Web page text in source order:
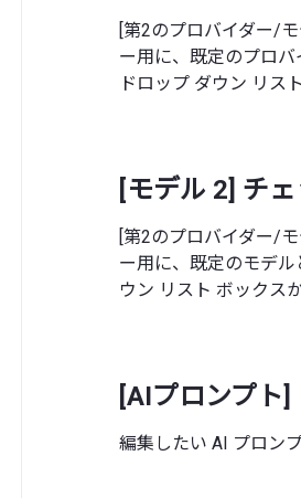
[第2のプロバイダー/
ー用に、既定のプロ
ドロップ ダウン リス
[モデル 2] チ
[第2のプロバイダー/
ー用に、既定のモデ
ウン リスト ボックス
[AIプロンプト
編集したい AI プロン